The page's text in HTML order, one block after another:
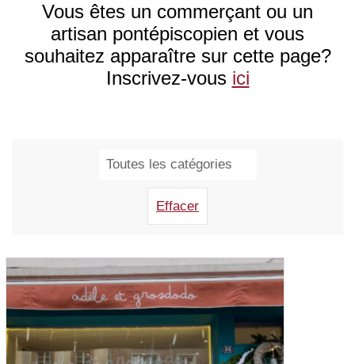
Vous êtes un commerçant ou un
artisan pontépiscopien et vous
souhaitez apparaître sur cette page?
Inscrivez-vous ici
Rechercher
Effacer